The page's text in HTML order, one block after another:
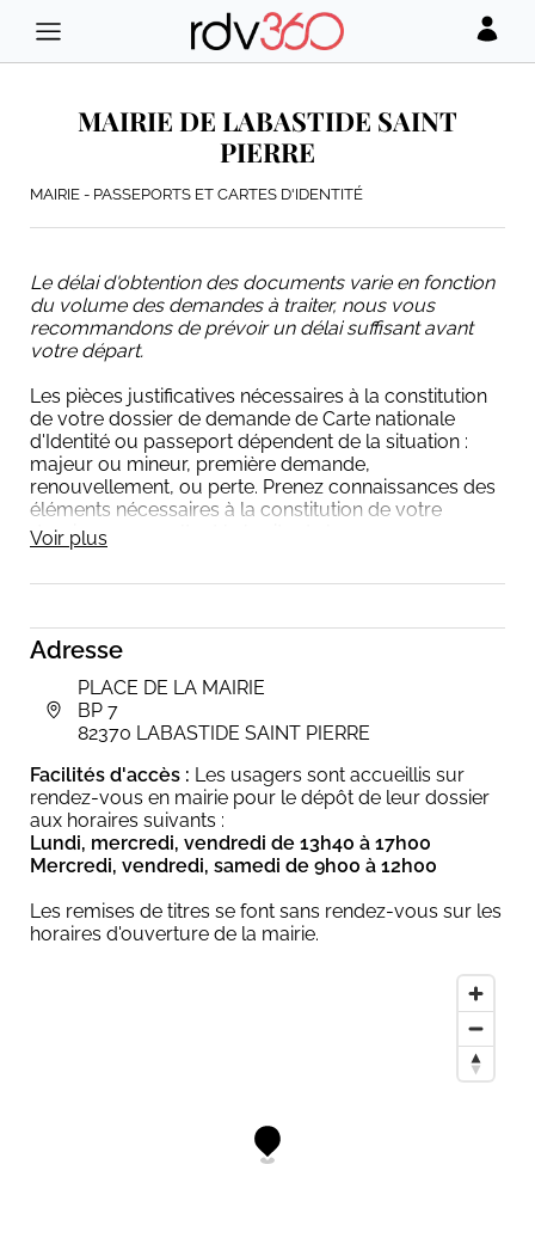
Adresse
PLACE DE LA MAIRIE
BP 7
82370 LABASTIDE SAINT PIERRE
Facilités d'accès : Les usagers sont accueillis sur
rendez-vous en mairie pour le dépôt de leur dossier
aux horaires suivants :
Lundi, mercredi, vendredi de 13h40 à 17h00
Mercredi, vendredi, samedi de 9h00 à 12h00
Les remises de titres se font sans rendez-vous sur les
horaires d'ouverture de la mairie.
MAIRIE DE LABASTIDE SAINT
PIERRE
MAIRIE - PASSEPORTS ET CARTES D'IDENTITÉ
Le délai d'obtention des documents varie en fonction
du volume des demandes à traiter, nous vous
recommandons de prévoir un délai suffisant avant
votre départ.
Les pièces justificatives nécessaires à la constitution
de votre dossier de demande de Carte nationale
d'Identité ou passeport dépendent de la situation :
majeur ou mineur, première demande,
renouvellement, ou perte. Prenez connaissances des
éléments nécessaires à la constitution de votre
dossier en consultant le le site de la commune
www.labastide-st-pierre.fr.
27pour s’assurer de la liste complète des pièces à
fournir.
fonction du volume des demandes à traiter,
n'attendez pas pour prendre rendez-vous.
Voir plus